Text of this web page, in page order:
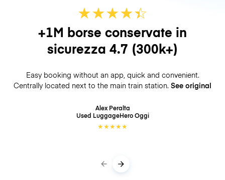
★★★★☆
★
+1M borse conservate in
sicurezza 4.7 (300k+)
Easy booking without an app, quick and convenient.
Centrally located next to the main train station. See original
Alex Peralta
Used LuggageHeroOggi
★★★★★